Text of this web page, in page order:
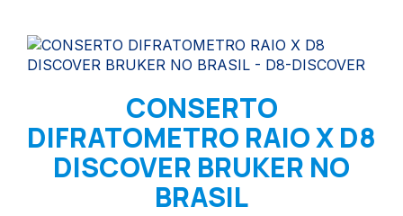
CONSERTO
DIFRATOMETRO RAIO X D8
DISCOVER BRUKER NO
BRASIL